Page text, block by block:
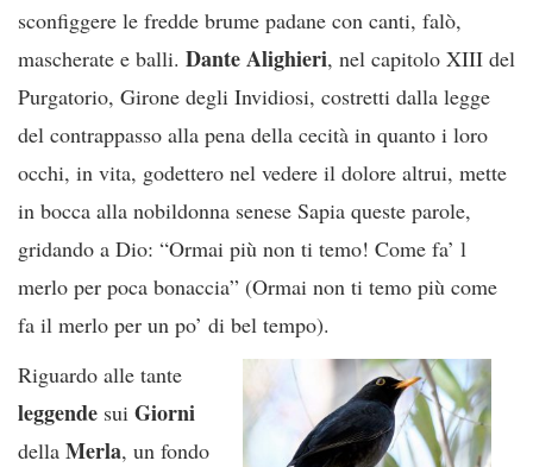
sconfiggere le fredde brume padane con canti, falò,
mascherate e balli. Dante Alighieri, nel capitolo XIII del
Purgatorio, Girone degli Invidiosi, costretti dalla legge
del contrappasso alla pena della cecità in quanto i loro
occhi, in vita, godettero nel vedere il dolore altrui, mette
in bocca alla nobildonna senese Sapia queste parole,
gridando a Dio: “Ormai più non ti temo! Come fa’ l
merlo per poca bonaccia” (Ormai non ti temo più come
fa il merlo per un po’ di bel tempo).
Riguardo alle tante
leggende sui Giorni
della Merla, un fondo